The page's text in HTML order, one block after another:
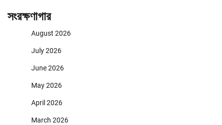
সংরক্ষণাগার
August 2026
July 2026
June 2026
May 2026
April 2026
March 2026